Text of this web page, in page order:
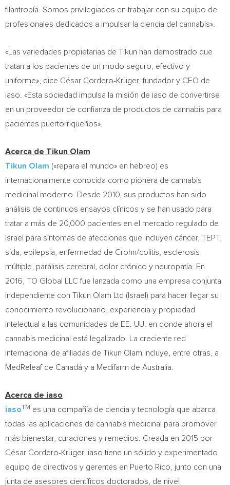
filantropía. Somos privilegiados en trabajar con su equipo de
profesionales dedicados a impulsar la ciencia del cannabis».
«Las variedades propietarias de Tikun han demostrado que
tratan a los pacientes de un modo seguro, efectivo y
uniforme», dice César Cordero-Krüger, fundador y CEO de
iaso. «Esta sociedad impulsa la misión de iaso de convertirse
en un proveedor de confianza de productos de cannabis para
pacientes puertorriqueños».
Acerca de Tikun Olam
Tikun Olam («repara el mundo» en hebreo) es
internacionalmente conocida como pionera de cannabis
medicinal moderno. Desde 2010, sus productos han sido
análisis de continuos ensayos clínicos y se han usado para
tratar a más de 20,000 pacientes en el mercado regulado de
Israel para síntomas de afecciones que incluyen cáncer, TEPT,
sida, epilepsia, enfermedad de Crohn/colitis, esclerosis
múltiple, parálisis cerebral, dolor crónico y neuropatía. En
2016, TO Global LLC fue lanzada como una empresa conjunta
independiente con Tikun Olam Ltd ( Israel ) para hacer llegar su
conocimiento revolucionario, experiencia y propiedad
intelectual a las comunidades de EE. UU. en donde ahora el
cannabis medicinal está legalizado. La creciente red
internacional de afiliadas de Tikun Olam incluye, entre otras, a
MedReleaf de Canadá y a Medifarm de Australia.
Acerca de iaso
iasoTM es una compañía de ciencia y tecnología que abarca
todas las aplicaciones de cannabis medicinal para promover
más bienestar, curaciones y remedios. Creada en 2015 por
César Cordero-Krüger, iaso tiene un sólido y experimentado
equipo de directivos y gerentes en Puerto Rico , junto con una
junta de asesores científicos doctorados, de nivel